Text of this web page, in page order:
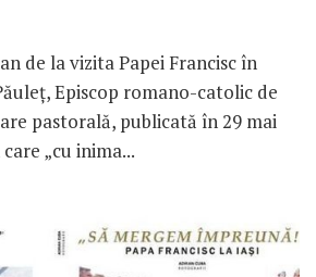
de la vizita Papei Francisc în
Episcop romano-catolic de
pastorală, publicată în 29 mai
„cu inima...